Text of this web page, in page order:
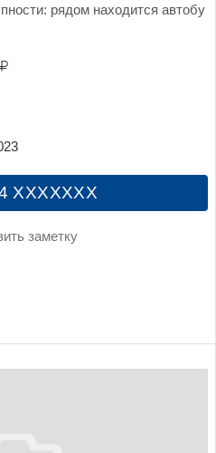
рядом находится автобу
XXXXXXX
заметку